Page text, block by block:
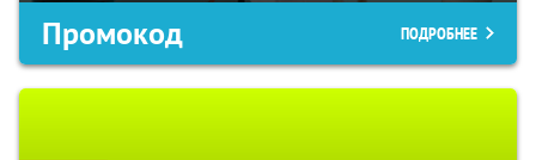
Промокод ПОДРОБНЕЕ